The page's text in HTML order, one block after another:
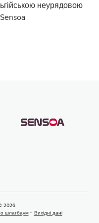
неурядовою
2026
шлагбаум Вихідні дані